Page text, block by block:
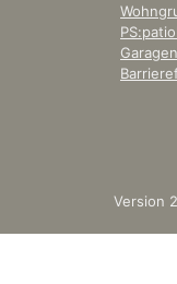
Version